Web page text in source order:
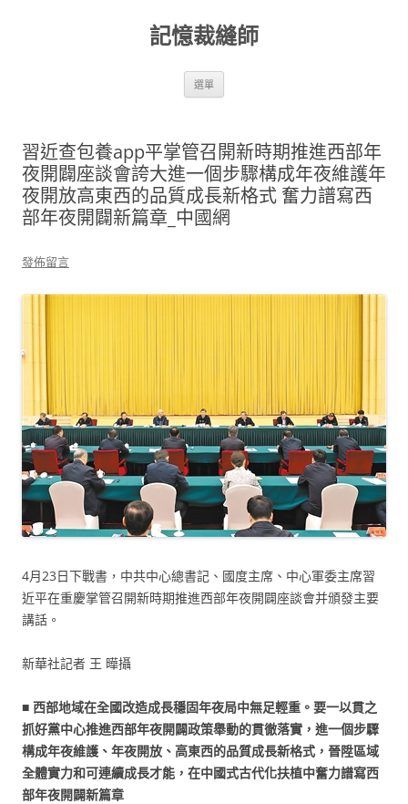
記憶裁縫師
選單
習近查包養app平掌管召開新時期推進西部年
夜開闢座談會誇大進一個步驟構成年夜維護年
夜開放高東西的品質成長新格式 奮力譜寫西
部年夜開闢新篇章_中國網
發佈留言
4月23日下戰書，中共中心總書記、國度主席、中心軍委主席習
近平在重慶掌管召開新時期推進西部年夜開闢座談會并頒發主要
講話。
新華社記者 王 曄攝
■ 西部地域在全國改造成長穩固年夜局中無足輕重。要一以貫之
抓好黨中心推進西部年夜開闢政策舉動的貫徹落實，進一個步驟
構成年夜維護、年夜開放、高東西的品質成長新格式，晉陞區域
全體實力和可連續成長才能，在中國式古代化扶植中奮力譜寫西
部年夜開闢新篇章